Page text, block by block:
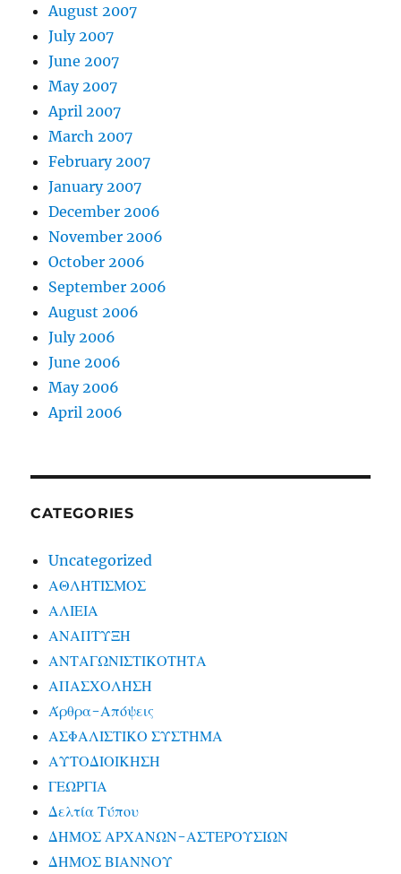
August 2007
July 2007
June 2007
May 2007
April 2007
March 2007
February 2007
January 2007
December 2006
November 2006
October 2006
September 2006
August 2006
July 2006
June 2006
May 2006
April 2006
CATEGORIES
Uncategorized
ΑΘΛΗΤΙΣΜΟΣ
ΑΛΙΕΙΑ
ΑΝΑΠΤΥΞΗ
ΑΝΤΑΓΩΝΙΣΤΙΚΟΤΗΤΑ
ΑΠΑΣΧΟΛΗΣΗ
Άρθρα-Απόψεις
ΑΣΦΑΛΙΣΤΙΚΟ ΣΥΣΤΗΜΑ
ΑΥΤΟΔΙΟΙΚΗΣΗ
ΓΕΩΡΓΙΑ
Δελτία Τύπου
ΔΗΜΟΣ ΑΡΧΑΝΩΝ-ΑΣΤΕΡΟΥΣΙΩΝ
ΔΗΜΟΣ ΒΙΑΝΝΟΥ